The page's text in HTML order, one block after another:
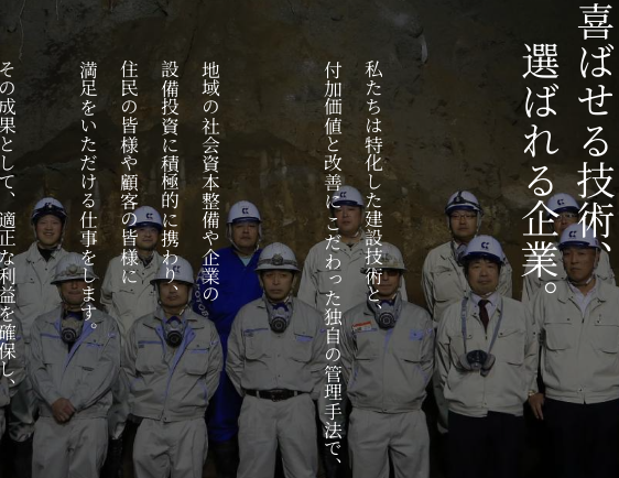
喜ばせる技術、
選ばれる企業。
私たちは特化した建設技術と、
付加価値と改善に
こだわった独自の管理手法で、
地域の社会資本整備や企業の
設備投資に積極的に携わり、
住民の皆様や顧客の皆様に
満足をいただける仕事をします。
益を確保し、